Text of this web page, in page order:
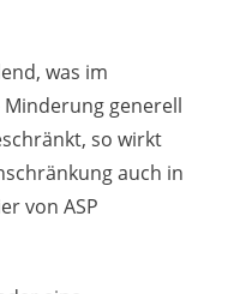
was im
generell
so wirkt
auch in
von ASP